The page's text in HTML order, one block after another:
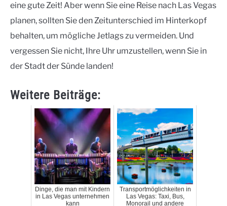
eine gute Zeit! Aber wenn Sie eine Reise nach Las Vegas
planen, sollten Sie den Zeitunterschied im Hinterkopf
behalten, um mögliche Jetlags zu vermeiden. Und
vergessen Sie nicht, Ihre Uhr umzustellen, wenn Sie in
der Stadt der Sünde landen!
Weitere Beiträge:
Dinge, die man mit Kindern
in Las Vegas unternehmen
kann
Transportmöglichkeiten in
Las Vegas: Taxi, Bus,
Monorail und andere